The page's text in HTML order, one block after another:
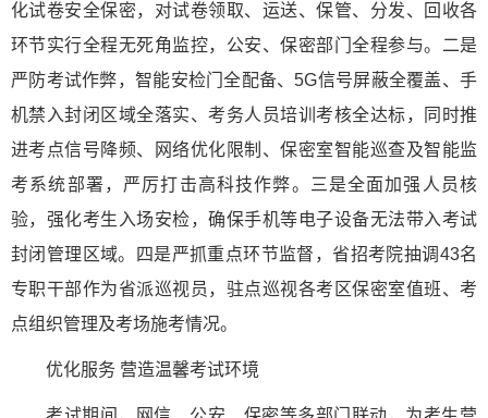
化试卷安全保密，对试卷领取、运送、保管、分发、回收各
环节实行全程无死角监控，公安、保密部门全程参与。二是
严防考试作弊，智能安检门全配备、5G信号屏蔽全覆盖、手
机禁入封闭区域全落实、考务人员培训考核全达标，同时推
进考点信号降频、网络优化限制、保密室智能巡查及智能监
考系统部署，严厉打击高科技作弊。三是全面加强人员核
验，强化考生入场安检，确保手机等电子设备无法带入考试
封闭管理区域。四是严抓重点环节监督，省招考院抽调43名
专职干部作为省派巡视员，驻点巡视各考区保密室值班、考
点组织管理及考场施考情况。
优化服务 营造温馨考试环境